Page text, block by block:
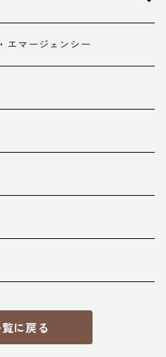
エマージェンシー
に戻る